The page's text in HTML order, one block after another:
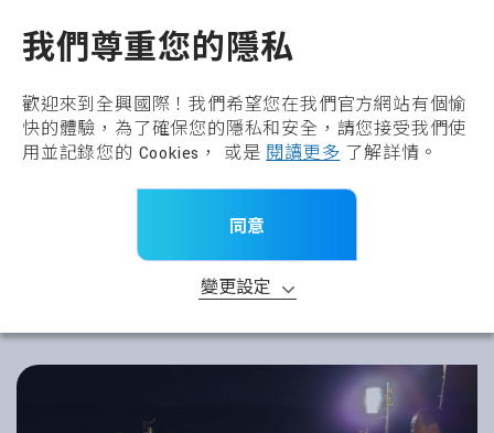
我們尊重您的隱私
歡迎來到全興國際！我們希望您在我們官方網站有個愉
快的體驗，為了確保您的隱私和安全，請您接受我們使
用並記錄您的 Cookies， 或是 閱讀更多 了解詳情。
同意
變更設定